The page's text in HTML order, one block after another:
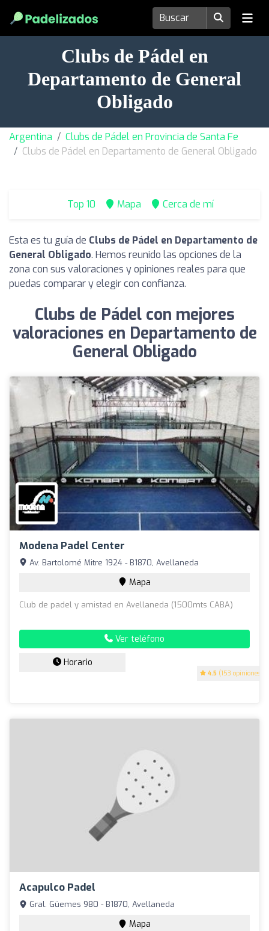
Clubs de Pádel en
Departamento de General
Obligado
Argentina
Clubs de Pádel en Provincia de Santa Fe
Clubs de Pádel en Departamento de General Obligado
Top 10 Mapa Cerca de mí
Esta es tu guía de Clubs de Pádel en Departamento de
General Obligado. Hemos reunido las opciones de la
zona con sus valoraciones y opiniones reales para que
puedas comparar y elegir con confianza.
Clubs de Pádel con mejores
valoraciones en Departamento de
General Obligado
Modena Padel Center
4.5 (153 opiniones)
Av. Bartolomé Mitre 1924 - B1870, Avellaneda
Mapa
Club de padel y amistad en Avellaneda (1500mts CABA)
Ver teléfono
Horario
Acapulco Padel
Gral. Güemes 980 - B1870, Avellaneda
Mapa